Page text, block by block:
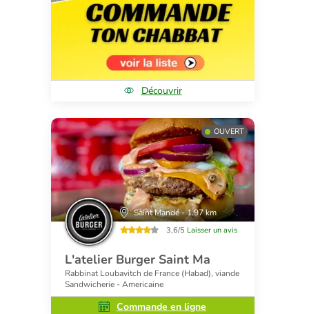
Découvrir
OUVERT
Saint Mandé - 1.97 km
3,6/5 Laisser un avis
L'atelier Burger Saint Ma
Rabbinat Loubavitch de France (Habad), viande
Sandwicherie - Americaine
Commande en ligne